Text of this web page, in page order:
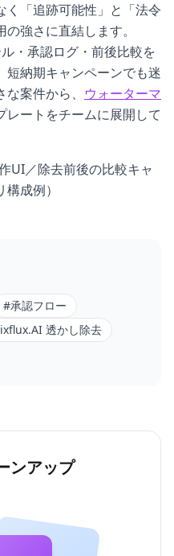
く「追跡可能性」と「法令
強さに直結します。
・承認ログ・前後比較を
短納期キャンペーンでも迷
案件から、 ウォーターマ
レートをチームに展開して
UI／除去前後の比較キャ
成例）
#承認フロー
透かし除去
ンアップ